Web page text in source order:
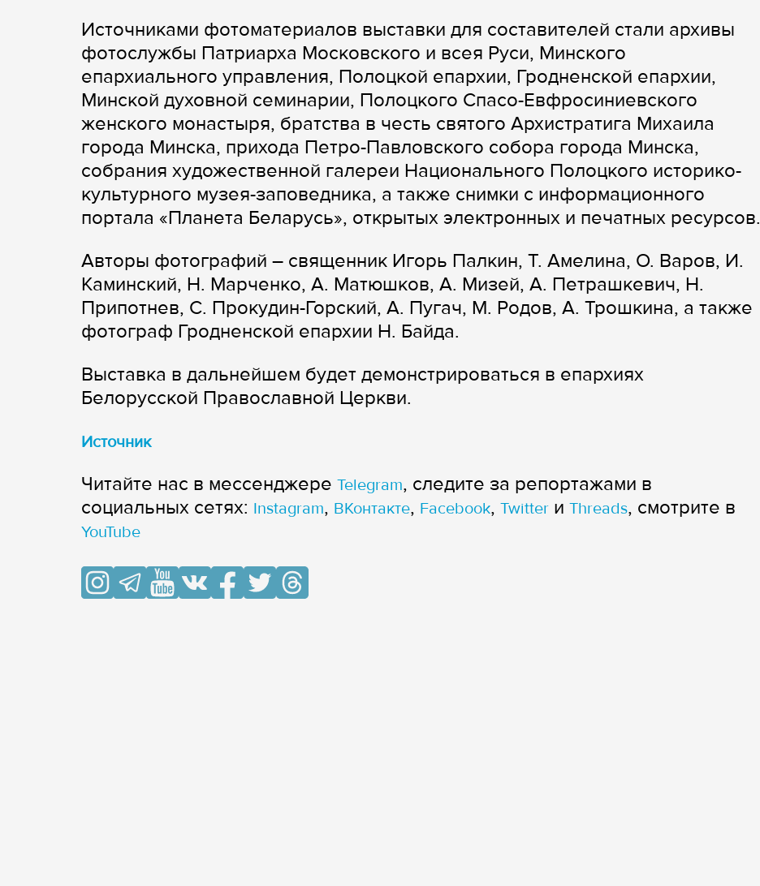
Источниками фотоматериалов выставки для составителей стали архивы
фотослужбы Патриарха Московского и всея Руси, Минского
епархиального управления, Полоцкой епархии, Гродненской епархии,
Минской духовной семинарии, Полоцкого Спасо-Евфросиниевского
женского монастыря, братства в честь святого Архистратига Михаила
города Минска, прихода Петро-Павловского собора города Минска,
собрания художественной галереи Национального Полоцкого историко-
культурного музея-заповедника, а также снимки с информационного
портала «Планета Беларусь», открытых электронных и печатных ресурсов.
Авторы фотографий – священник Игорь Палкин, Т. Амелина, О. Варов, И.
Каминский, Н. Марченко, А. Матюшков, А. Мизей, А. Петрашкевич, Н.
Припотнев, С. Прокудин-Горский, А. Пугач, М. Родов, А. Трошкина, а также
фотограф Гродненской епархии Н. Байда.
Выставка в дальнейшем будет демонстрироваться в епархиях
Белорусской Православной Церкви.
Источник
Читайте нас в мессенджере Telegram, следите за репортажами в
cоциальных сетях: Instagram, ВКонтакте, Facebook, Twitter и Threads, смотрите в
YouTube